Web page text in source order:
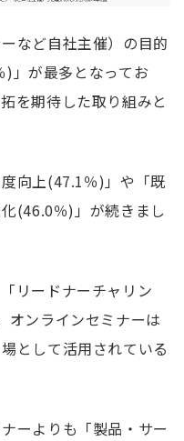
など自社主催）の目的
) 」が最多となってお
を期待した取り組みと
向上(47.1％) 」や「既
(46.0％) 」が続きまし
リードナーチャリン
オンラインセミナーは
として活用されている
ーよりも「製品・サー